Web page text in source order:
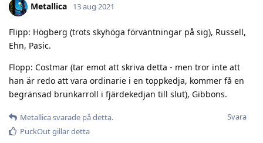
Metallica 13 aug 2021
Flipp: Högberg (trots skyhöga förväntningar på sig), Russell,
Ehn, Pasic.
Flopp: Costmar (tar emot att skriva detta - men tror inte att
han är redo att vara ordinarie i en toppkedja, kommer få en
begränsad brunkarroll i fjärdekedjan till slut), Gibbons.
Svara
Metallicasvarade på detta.
PuckOutgillar detta